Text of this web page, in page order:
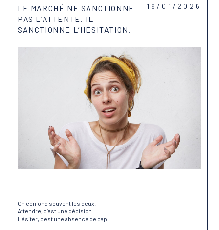
LE MARCHÉ NE SANCTIONNE
PAS L’ATTENTE. IL
SANCTIONNE L’HÉSITATION.
19/01/2026
On confond souvent les deux.
Attendre, c’est une décision.
Hésiter, c’est une absence de cap.